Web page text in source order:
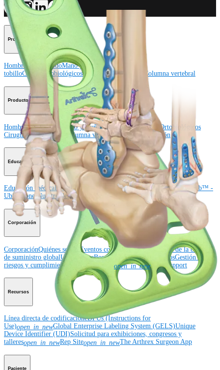
Procedimiento
Hombro Rodilla CodoMano y muñeca Pie y
tobilloCadera OrtobiológicosCirugía cardiotorácica Columna vertebral
Producto
HombroRodillaCodo Mano y muñecaPie y tobilloCadera
Ortobiológicos
Cirugía cardiotorácica
Columna vertebralImagen y resección
Educación médica
Educación médicaDescripción de cursos Calendario de cursosArthroLab™ -
UbicacionesNuestro departamento de educación médica OrthoPedia
Corporación
CorporaciónQuiénes somos Eventos comunitariosDivulgación de la cadena
de suministro globalUbicacionesBecasSeguridad de productosGestión de
riesgos y cumplimiento
PatentesNoticias open_in_newSBA Support
Recursos
Línea directa de codificacióneDFUs (Instructions for
Use)open_in_newGlobal Enterprise Labeling System (GELS)Unique
Device Identifier (UDI)Solicitud para exhibiciones, congresos y
talleresopen_in_newRep Siteopen_in_newThe Arthrex Surgeon App
Paciente